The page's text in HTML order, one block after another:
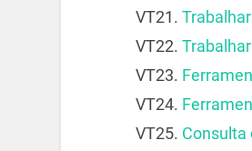
VT21.
VT22.
VT23.
VT24.
VT25.